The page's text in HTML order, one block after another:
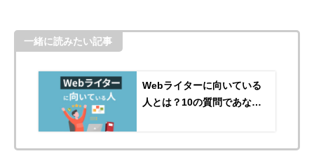
一緒に読みたい記事
Webライターに向いている
人とは？10の質問であなた